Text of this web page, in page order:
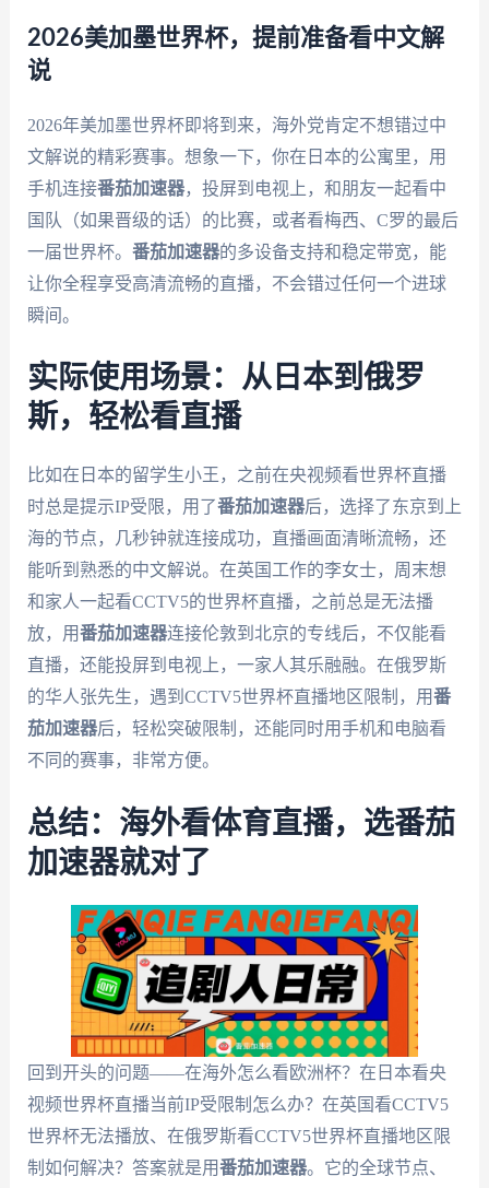
2026美加墨世界杯，提前准备看中文解
说
2026年美加墨世界杯即将到来，海外党肯定不想错过中
文解说的精彩赛事。想象一下，你在日本的公寓里，用
手机连接番茄加速器，投屏到电视上，和朋友一起看中
国队（如果晋级的话）的比赛，或者看梅西、C罗的最后
一届世界杯。 番茄加速器的多设备支持和稳定带宽，能
让你全程享受高清流畅的直播，不会错过任何一个进球
瞬间。
实际使用场景：从日本到俄罗
斯，轻松看直播
比如在日本的留学生小王，之前在央视频看世界杯直播
时总是提示IP受限，用了番茄加速器后，选择了东京到上
海的节点，几秒钟就连接成功，直播画面清晰流畅，还
能听到熟悉的中文解说。在英国工作的李女士，周末想
和家人一起看CCTV5的世界杯直播，之前总是无法播
放，用番茄加速器连接伦敦到北京的专线后，不仅能看
直播，还能投屏到电视上，一家人其乐融融。在俄罗斯
的华人张先生，遇到CCTV5世界杯直播地区限制，用番
茄加速器后，轻松突破限制，还能同时用手机和电脑看
不同的赛事，非常方便。
总结：海外看体育直播，选番茄
加速器就对了
回到开头的问题——在海外怎么看欧洲杯？在日本看央
视频世界杯直播当前IP受限制怎么办？在英国看CCTV5
世界杯无法播放、在俄罗斯看CCTV5世界杯直播地区限
制如何解决？答案就是用番茄加速器。它的全球节点、